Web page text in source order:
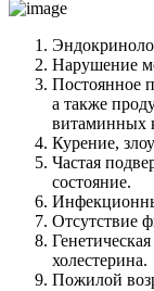
Нарушение
Постоянное
а также
витаминных
Курение,
Частая
состояние.
Отсутствие
холестерина.
Пожилой